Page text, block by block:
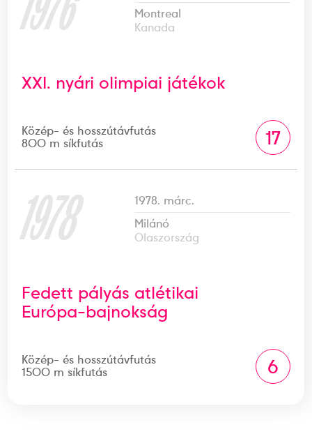
Montreal
Kanada
XXI. nyári olimpiai játékok
Közép- és hosszútávfutás
800 m síkfutás
17
1978
1978. márc.
Milánó
Olaszország
Fedett pályás atlétikai
Európa-bajnokság
Közép- és hosszútávfutás
1500 m síkfutás
6